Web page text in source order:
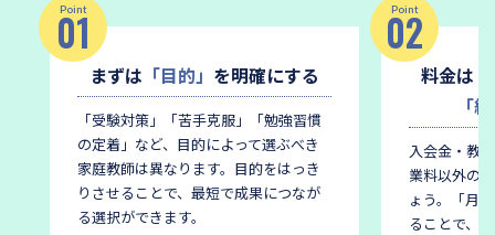
Point
01
まずは 「目的」 を明確にする
「受験対策」「苦手克服」「勉強習慣
の定着」など、目的によって選ぶべき
家庭教師は異なります。 目的をはっき
りさせることで、最短で成果につなが
る選択ができます。
Point
02
料金は
「
入会金・教
業料以外の
ょう。
「月
ることで、